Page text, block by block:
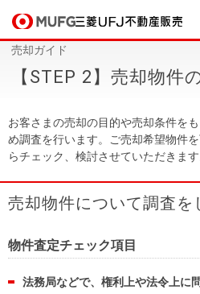
買いたいTOP
中古
マン
売りたいTOP
無
料
店舗案内TOP
店舗のご
案内（首
店舗のご
案内（名
会社情報TOP
ごあいさ
つ
会社概
要
採用情報TOP
新卒採用
情報
キャリア
採用情報
買いたい
売りたい
店舗案内
会社情報
採用情報
売却ガイド
【STEP 2】売却物件
お客さまの売却の目的や売却条件を
め調査を行います。ご売却希望物件
らチェック、検討させていただきます
売却物件について調査を
物件査定チェック項目
法務局などで、権利上や法令上に